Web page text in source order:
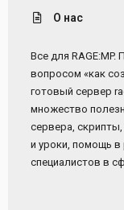
О нас
Все для
вопросом «как
готовый сервер
множество
сервера,
и уроки, помощь в
специалистов в